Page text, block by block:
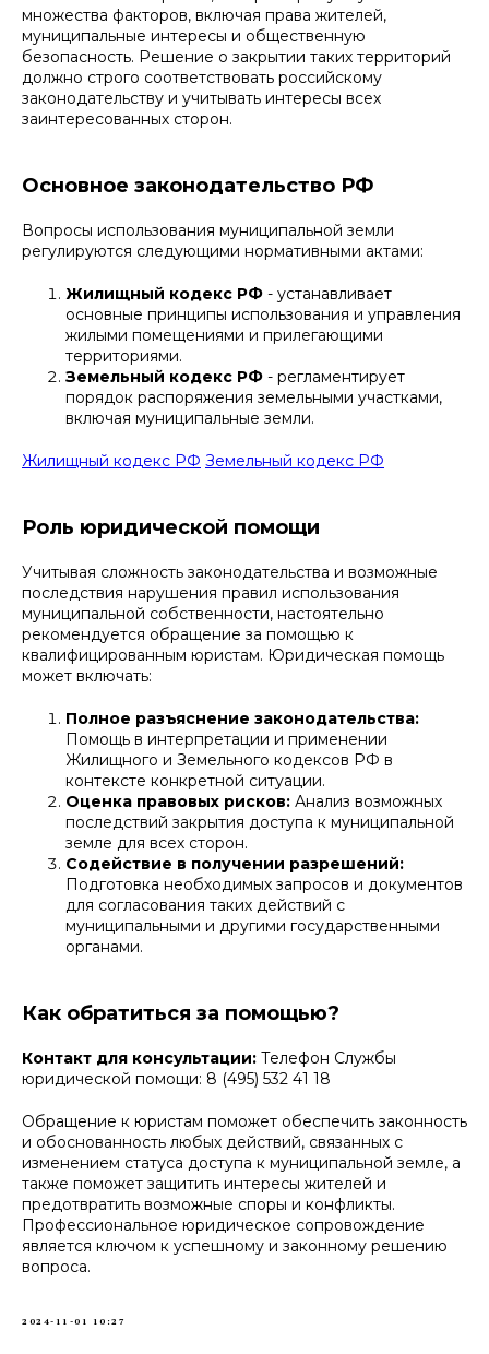
множества факторов, включая права жителей,
муниципальные интересы и общественную
безопасность. Решение о закрытии таких территорий
должно строго соответствовать российскому
законодательству и учитывать интересы всех
заинтересованных сторон.
Основное законодательство РФ
Вопросы использования муниципальной земли
регулируются следующими нормативными актами:
Жилищный кодекс РФ - устанавливает
основные принципы использования и управления
жилыми помещениями и прилегающими
территориями.
Земельный кодекс РФ - регламентирует
порядок распоряжения земельными участками,
включая муниципальные земли.
Жилищный кодекс РФ Земельный кодекс РФ
Роль юридической помощи
Учитывая сложность законодательства и возможные
последствия нарушения правил использования
муниципальной собственности, настоятельно
рекомендуется обращение за помощью к
квалифицированным юристам. Юридическая помощь
может включать:
Полное разъяснение законодательства:
Помощь в интерпретации и применении
Жилищного и Земельного кодексов РФ в
контексте конкретной ситуации.
Оценка правовых рисков: Анализ возможных
последствий закрытия доступа к муниципальной
земле для всех сторон.
Содействие в получении разрешений:
Подготовка необходимых запросов и документов
для согласования таких действий с
муниципальными и другими государственными
органами.
Как обратиться за помощью?
Контакт для консультации: Телефон Службы
юридической помощи: 8 (495) 532 41 18
Обращение к юристам поможет обеспечить законность
и обоснованность любых действий, связанных с
изменением статуса доступа к муниципальной земле, а
также поможет защитить интересы жителей и
предотвратить возможные споры и конфликты.
Профессиональное юридическое сопровождение
является ключом к успешному и законному решению
вопроса.
2024-11-01 10:27